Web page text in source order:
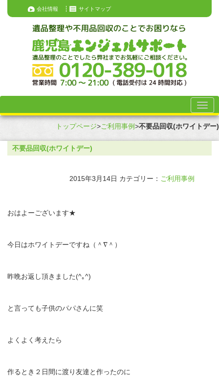
会社情報 サイトマップ
トップページ>ご利用事例>不要品回収(ホワイトデー)
不要品回収(ホワイトデー)
2015年3月14日 カテゴリー： ご利用事例
おはよーございます★
今日はホワイトデーですね（＾∇＾）
昨晩お返し頂きました(^｡^)
と言っても子供のパパさんに笑
よくよく考えたら
作るとき２日間に渡り友達と作ったのに